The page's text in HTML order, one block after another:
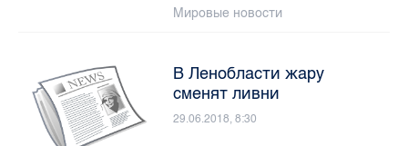
Мировые новости
В Ленобласти жару
сменят ливни
29.06.2018, 8:30